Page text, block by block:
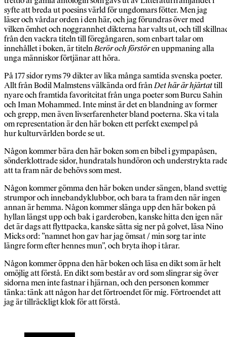
syfte att breda ut poesins värld för ungdomars fötter. Men jag
läser och vårdar orden i den här, och jag förundras över med
vilken ömhet och noggrannhet dikterna har valts ut, och till
från den vackra titeln till föregångaren, som enbart talar om
innehållet i boken, är titelnBerör och förstören uppmaning alla
unga människor förtjänar att höra.
På 177 sidor ryms 79 dikter av lika många samtida svenska poeter.
Allt från Bodil Malmstens välkända ord frånDet här är hjärtattill
nyare och framtida favoritcitat från unga poeter som Burcu Sahin
och Iman Mohammed. Inte minst är det en blandning av former
och grepp, men även livserfarenheter bland poeterna. Ska vi tala
om representation är den här boken ett perfekt exempel på
hur kulturvärlden borde se ut.
Någon kommer bära den här boken som en bibel i gympapåsen,
sönderklottrade sidor, hundratals hundöron och understrykta
att ta fram när de behövs som mest.
Någon kommer gömma den här boken under sängen, bland
strumpor och innebandyklubbor, och bara ta fram den när ingen
annan är hemma. Någon kommer slänga upp den här boken på
hyllan längst upp och bak i garderoben, kanske hitta den igen när
det är dags att flyttpacka, kanske sätta sig ner på golvet, läsa Nino
Micks ord: ”namnet hon gav har jag ömsat / min sorg tar inte
längre form efter hennes mun”, och bryta ihop i tårar.
Någon kommer öppna den här boken och läsa en dikt som är helt
omöjlig att förstå. En dikt som består av ord som slingrar sig över
sidorna men inte fastnar i hjärnan, och den personen kommer
tänka: tänk att någon har det förtroendet för mig. Förtroendet att
jag är tillräckligt klok för att förstå.